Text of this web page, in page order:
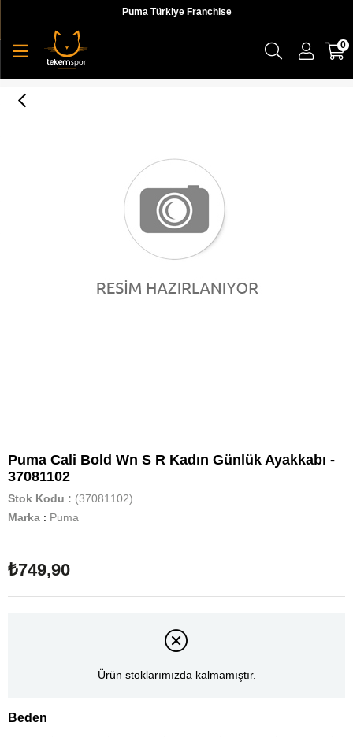
Puma Türkiye Franchise
0
Puma Cali Bold Wn S R Kadın Günlük Ayakkabı -
37081102
Stok Kodu
(37081102)
Marka : Puma
₺749,90
Ürün stoklarımızda kalmamıştır.
Beden